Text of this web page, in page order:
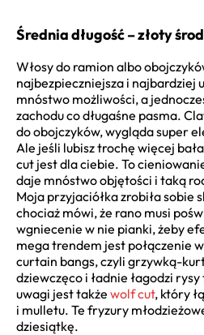
Średnia długość – złoty
Włosy do ramion albo
najbezpieczniejsza i najbardziej
mnóstwo możliwości, a
zachodu co długaśne pasma.
do obojczyków, wygląda super
Ale jeśli lubisz trochę więcej
cut jest dla ciebie. To
daje mnóstwo objętości i taką
Moja przyjaciółka zrobiła sobie
chociaż mówi, że rano musi
wgniecenie w nie pianki, żeby
mega trendem jest połączenie
curtain bangs, czyli grzywką-
dziewczęco i ładnie łagodzi
uwagi jest także wolf cut, który
i mulletu. Te fryzury
dziesiątkę.